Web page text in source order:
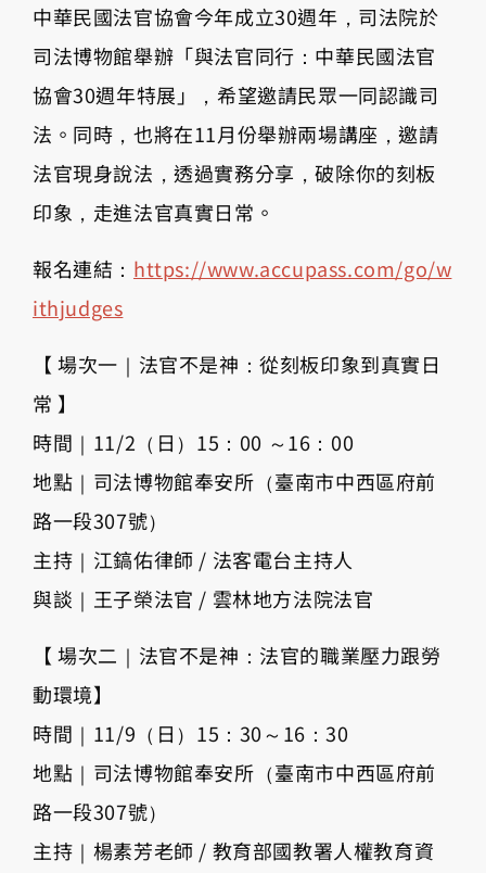
中華民國法官協會今年成立30週年，司法院於
司法博物館舉辦「與法官同行：中華民國法官
協會30週年特展」，希望邀請民眾一同認識司
法。同時，也將在11月份舉辦兩場講座，邀請
法官現身說法，透過實務分享，破除你的刻板
印象，走進法官真實日常。
報名連結： https://www.accupass.com/go/w
ithjudges
【 場次一｜法官不是神：從刻板印象到真實日
常 】
時間｜11/2（日）15：00 ～16：00
地點｜司法博物館奉安所（臺南市中西區府前
路一段307號）
主持｜江鎬佑律師 / 法客電台主持人
與談｜王子榮法官 / 雲林地方法院法官
【 場次二｜法官不是神：法官的職業壓力跟勞
動環境】
時間｜11/9（日）15：30～16：30
地點｜司法博物館奉安所（臺南市中西區府前
路一段307號）
主持｜楊素芳老師 / 教育部國教署人權教育資